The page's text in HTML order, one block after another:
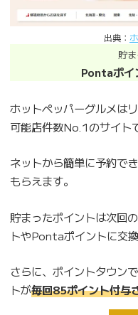
出典：
貯
Pontaポイ
ホットペッパーグルメは
可能店件数No.1のサイト
ネットから簡単に予約で
もらえます。
貯まったポイントは次回
トやPontaポイントに交換
さらに、ポイントタウン
トが毎回85ポイント付与